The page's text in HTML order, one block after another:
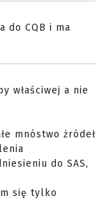
do CQB i ma
właściwej a nie
mnóstwo żródeł
do SAS,
się tylko